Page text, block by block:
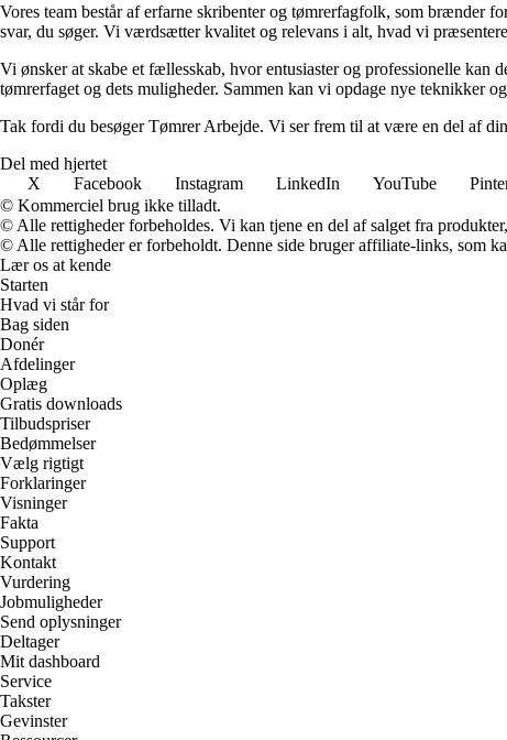
Vores team består af erfarne skribenter og tømrerfagfolk, som brænder
svar, du søger. Vi værdsætter kvalitet og relevans i alt, hvad vi
Vi ønsker at skabe et fællesskab, hvor entusiaster og professionelle kan
tømrerfaget og dets muligheder. Sammen kan vi opdage nye teknikker
Tak fordi du besøger Tømrer Arbejde. Vi ser frem til at være en del af
Del med hjertet
X
Facebook Instagram LinkedIn YouTube
© Kommerciel brug ikke tilladt.
© Alle rettigheder forbeholdes. Vi kan tjene en del af salget fra
© Alle rettigheder er forbeholdt. Denne side bruger affiliate-links, som
Lær os at kende
Starten
Hvad vi står for
Bag siden
Donér
Afdelinger
Oplæg
Gratis downloads
Tilbudspriser
Bedømmelser
Vælg rigtigt
Forklaringer
Visninger
Fakta
Support
Kontakt
Vurdering
Jobmuligheder
Send oplysninger
Deltager
Mit dashboard
Service
Takster
Gevinster